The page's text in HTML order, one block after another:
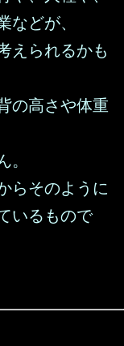
などが、
えられるかも
の高さや体重
。
らそのように
いるもので